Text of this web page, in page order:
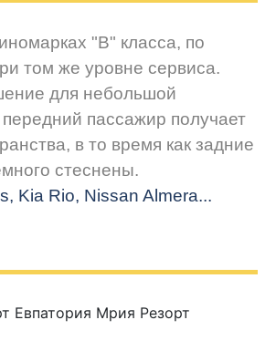
"В" класса, по
том же уровне сервиса.
для небольшой
пассажир получает
в то время как задние
стеснены.
Kia Rio, Nissan Almera...